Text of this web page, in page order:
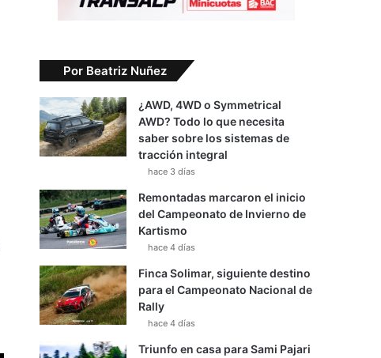
Por Beatriz Nuñez
¿AWD, 4WD o Symmetrical
AWD? Todo lo que necesita
saber sobre los sistemas de
tracción integral
hace 3 días
Remontadas marcaron el inicio
del Campeonato de Invierno de
Kartismo
hace 4 días
Finca Solimar, siguiente destino
para el Campeonato Nacional de
Rally
hace 4 días
Triunfo en casa para Sami Pajari